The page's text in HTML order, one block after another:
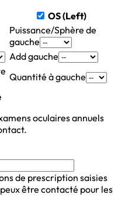
OS (Left)
Puissance/Sphère de
gauche
Add gauche
Quantité à gauche
oculaires annuels
de prescription saisies
être contacté pour les